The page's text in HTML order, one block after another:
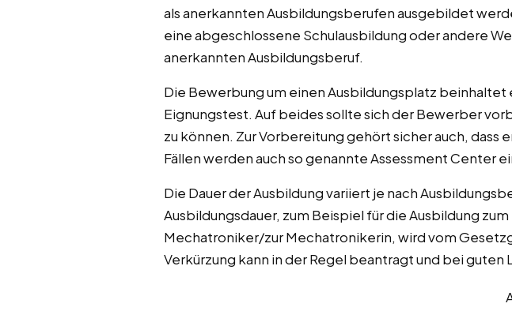
als anerkannten Ausbildungsberufen ausgebildet
eine abgeschlossene Schulausbildung oder andere
anerkannten Ausbildungsberuf.
Die Bewerbung um einen Ausbildungsplatz beinhaltet
Eignungstest. Auf beides sollte sich der Bewerber
zu können. Zur Vorbereitung gehört sicher auch, dass
Fällen werden auch so genannte Assessment Center
Die Dauer der Ausbildung variiert je nach
Ausbildungsdauer, zum Beispiel für die Ausbildung
Mechatroniker/zur Mechatronikerin, wird vom
Verkürzung kann in der Regel beantragt und bei